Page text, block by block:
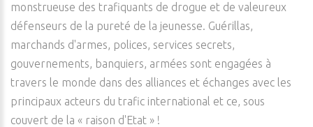
monstrueuse des trafiquants de drogue et de valeureux
défenseurs de la pureté de la jeunesse. Guérillas,
marchands d'armes, polices, services secrets,
gouvernements, banquiers, armées sont engagées à
travers le monde dans des alliances et échanges avec les
principaux acteurs du trafic international et ce, sous
couvert de la « raison d'Etat » !